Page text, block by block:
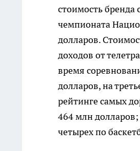
стоимость
чемпионата
долларов.
доходов от
время
долларов, на
рейтинге самых
464 млн
четырех по